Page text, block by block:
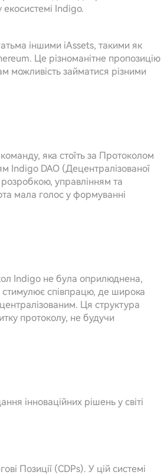
Indigo.
іншими iAssets, такими як
Це різноманітне пропозицію
можливість займатися різними
яка стоїть за Протоколом
Indigo DAO (Децентралізованої
розробкою, управлінням та
мала голос у формуванні
Indigo не була оприлюднена,
стимулює співпрацю, де широка
Ця структура
протоколу, не будучи
інноваційних рішень у світі
Позиції (CDPs). У цій системі